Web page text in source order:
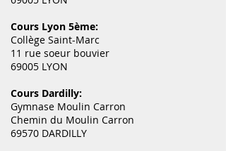
Cours Lyon 5ème:
Collège Saint-Marc
11 rue soeur bouvier
69005 LYON
Cours Dardilly:
Gymnase Moulin Carron
Chemin du Moulin Carron
69570 DARDILLY